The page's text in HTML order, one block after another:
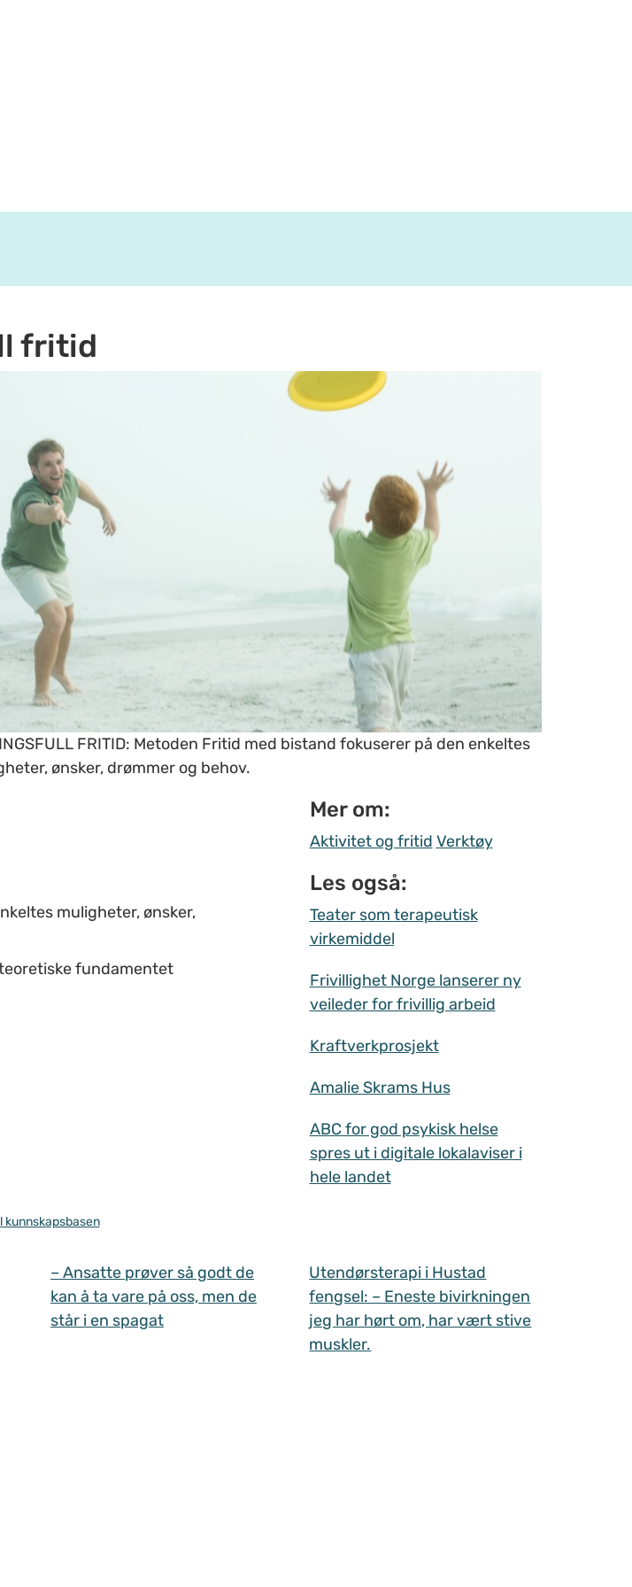
fritid
FRITID: Metoden Fritid med bistand fokuserer på den enkeltes
ønsker, drømmer og behov.
muligheter, ønsker,
fundamentet
Mer om:
Aktivitet og fritid Verktøy
Les også:
Teater som terapeutisk
virkemiddel
Frivillighet Norge lanserer ny
veileder for frivillig arbeid
Kraftverkprosjekt
Amalie Skrams Hus
ABC for god psykisk helse
spres ut i digitale lokalaviser i
hele landet
kunnskapsbasen
– Ansatte prøver så godt de
kan å ta vare på oss, men de
står i en spagat
Utendørsterapi i Hustad
fengsel: – Eneste bivirkningen
jeg har hørt om, har vært stive
muskler.